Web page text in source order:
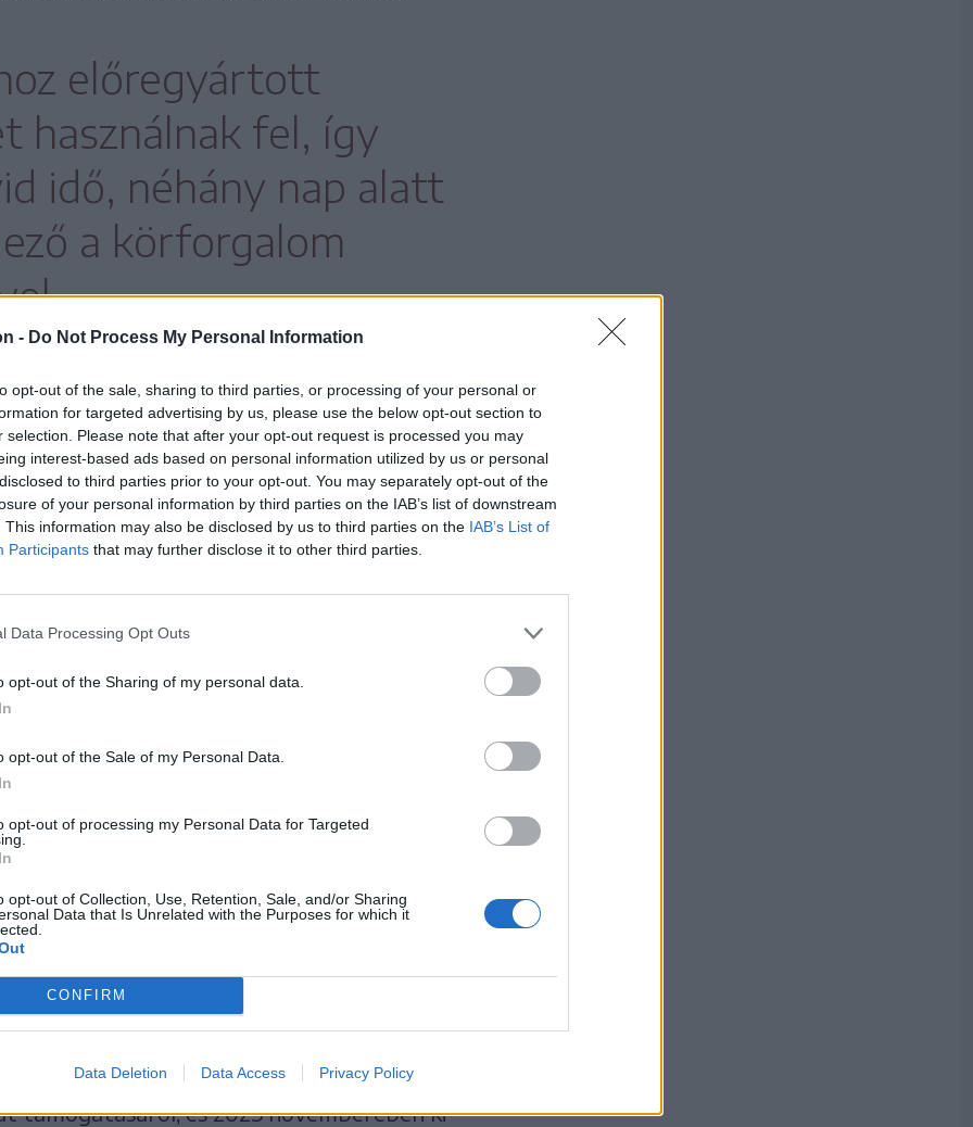
- Do Not Process My Personal Information
opt-out of the sale, sharing to third parties, or processing of your personal or
for targeted advertising by us, please use the below opt-out section to
selection. Please note that after your opt-out request is processed you may
interest-based ads based on personal information utilized by us or personal
to third parties prior to your opt-out. You may separately opt-out of the
of your personal information by third parties on the IAB’s list of downstream
This information may also be disclosed by us to third parties on the IAB’s List of
Participants that may further disclose it to other third parties.
Data Processing Opt Outs
opt-out of the Sharing of my personal data.
opt-out of the Sale of my Personal Data.
opt-out of processing my Personal Data for Targeted
opt-out of Collection, Use, Retention, Sale, and/or Sharing
Data that Is Unrelated with the Purposes for which it
CONFIRM
Data Deletion Data Access Privacy Policy
előregyártott
használnak fel, így
idő, néhány nap alatt
a körforgalom
alakítottak ki
az E578-as jelzésű út és a 123A jelzésű
az összes szükséges engedélyt és
az építéshez kellettek, így nem volt már
ideje alatt az autóvezetők
önkormányzata kezdeményezte
forgalomterelő szigettel ellátott
a sűrű forgalom miatt. A
is szerette volna elérni, hogy az áthaladó
csökkenjen.
a község részéről, tavaly viszont
támogatásáról, és 2025 novemberében ki